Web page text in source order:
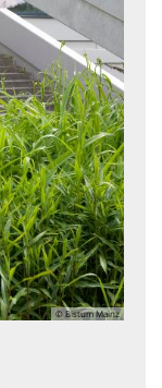
© Bistum Mainz